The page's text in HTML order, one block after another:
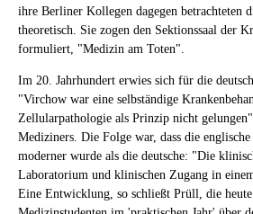
ihre Berliner Kollegen dagegen betrachteten
theoretisch. Sie zogen den Sektionssaal der
formuliert, "Medizin am Toten".
Im 20. Jahrhundert erwies sich für die
"Virchow war eine selbständige
Zellularpathologie als Prinzip nicht
Mediziners. Die Folge war, dass die
moderner wurde als die deutsche: "Die
Laboratorium und klinischen Zugang in
Eine Entwicklung, so schließt Prüll, die